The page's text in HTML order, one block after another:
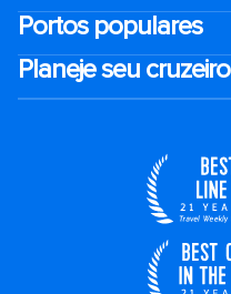
Portos populares
Planeje seu cruzeiro